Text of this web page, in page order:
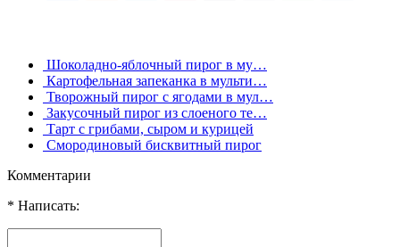
Шоколадно-яблочный пирог в му…
Картофельная запеканка в мульти…
Творожный пирог с ягодами в мул…
Закусочный пирог из слоеного те…
Тарт с грибами, сыром и курицей
Смородиновый бисквитный пирог
Комментарии
* Написать: